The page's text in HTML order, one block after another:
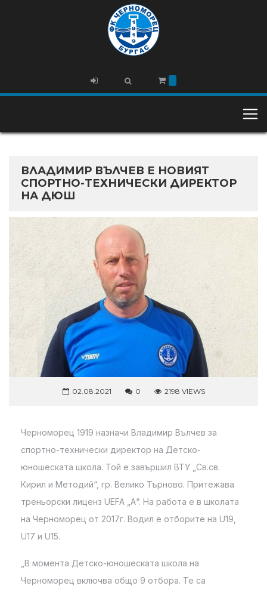
ВЛАДИМИР ВЪЛЧЕВ Е НОВИЯТ
СПОРТНО-ТЕХНИЧЕСКИ ДИРЕКТОР
НА ДЮШ
02.08.2021 0 2198 VIEWS
Черноморец 1919 назначи Владимир Вълчев за
спортно-технически директор на Детско-
юношеската школа. Той е завършил ВТУ „Св.св.
Кирил и Методий“, гр. Велико Търново. Притежава
треньорски лиценз UEFA „А“. На работа е в школата
на Черноморец от 2017г. Водил е отборите на U19,
U17 и U15.
„В момента Детско-юношеската школа на
Черноморец включва общо 9 отбора. Те са